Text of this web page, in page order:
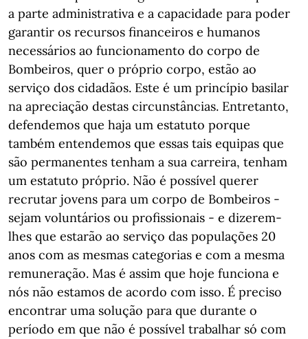
a parte administrativa e a capacidade para poder
garantir os recursos financeiros e humanos
necessários ao funcionamento do corpo de
Bombeiros, quer o próprio corpo, estão ao
serviço dos cidadãos. Este é um princípio basilar
na apreciação destas circunstâncias. Entretanto,
defendemos que haja um estatuto porque
também entendemos que essas tais equipas que
são permanentes tenham a sua carreira, tenham
um estatuto próprio. Não é possível querer
recrutar jovens para um corpo de Bombeiros -
sejam voluntários ou profissionais - e dizerem-
lhes que estarão ao serviço das populações 20
anos com as mesmas categorias e com a mesma
remuneração. Mas é assim que hoje funciona e
nós não estamos de acordo com isso. É preciso
encontrar uma solução para que durante o
período em que não é possível trabalhar só com